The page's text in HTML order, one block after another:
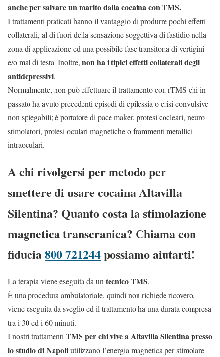
anche per salvare un marito dalla cocaina con TMS.
I trattamenti praticati hanno il vantaggio di produrre pochi effetti
collaterali, al di fuori della sensazione soggettiva di fastidio nella
zona di applicazione ed una possibile fase transitoria di vertigini
e/o mal di testa. Inoltre, non ha i tipici effetti collaterali degli
antidepressivi.
Normalmente, non può effettuare il trattamento con rTMS chi in
passato ha avuto precedenti episodi di epilessia o crisi convulsive
non spiegabili; è portatore di pace maker, protesi cocleari, neuro
stimolatori, protesi oculari magnetiche o frammenti metallici
intraoculari.
A chi rivolgersi per metodo per
smettere di usare cocaina Altavilla
Silentina? Quanto costa la stimolazione
magnetica transcranica? Chiama con
fiducia800 721244possiamo aiutarti!
La terapia viene eseguita da un tecnico TMS.
È una procedura ambulatoriale, quindi non richiede ricovero,
viene eseguita da sveglio ed il trattamento ha una durata compresa
tra i 30 ed i 60 minuti.
I nostri trattamenti TMS per chi vive a Altavilla Silentina presso
lo studio di Napoliutilizzano l’energia magnetica per stimolare